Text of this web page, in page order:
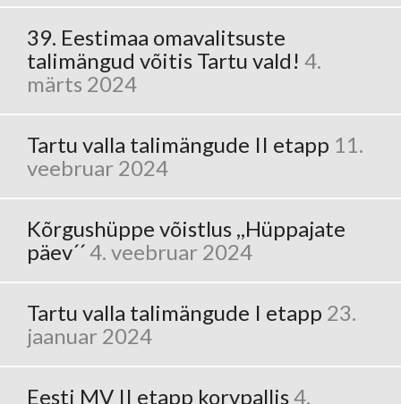
39. Eestimaa omavalitsuste
talimängud võitis Tartu vald! 4.
märts 2024
Tartu valla talimängude II etapp 11.
veebruar 2024
Kõrgushüppe võistlus ,,Hüppajate
päev´´4. veebruar 2024
Tartu valla talimängude I etapp 23.
jaanuar 2024
Eesti MV II etapp korvpallis4.